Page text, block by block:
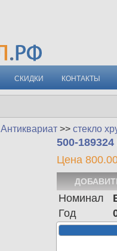
СКИДКИ КОНТАКТЫ
Антиквариат >> стекло
500-
Цена
Номинал
Год
Материал